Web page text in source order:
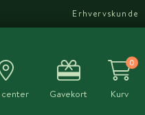
Erhvervskunde
center Gavekort
0
Kurv